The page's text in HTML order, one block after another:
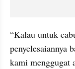
“Kalau untuk
penyelesaiannya
kami menggugat